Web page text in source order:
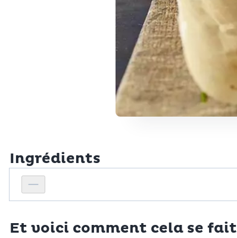
Ingrédients
Réduire le nombre de personnes
Personnes
Et voici comment cela se fait